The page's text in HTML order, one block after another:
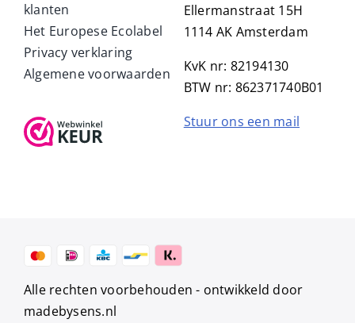
klanten
Het Europese Ecolabel
Privacy verklaring
Algemene voorwaarden
Ellermanstraat 15H
1114 AK Amsterdam
KvK nr: 82194130
BTW nr: 862371740B01
Stuur ons een mail
Alle rechten voorbehouden - ontwikkeld door
madebysens.nl